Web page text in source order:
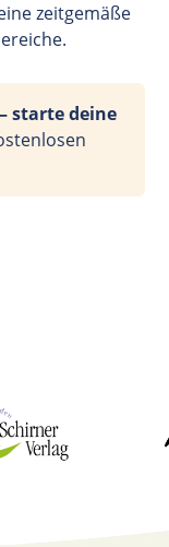
zeitgemäße
– starte deine